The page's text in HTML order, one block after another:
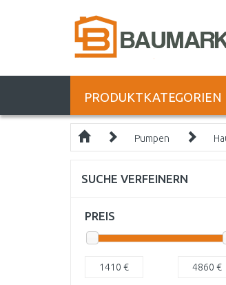
PRODUKTKATEGORIEN
Pumpen
SUCHE VERFEINERN
PREIS
1410 € 4860 €